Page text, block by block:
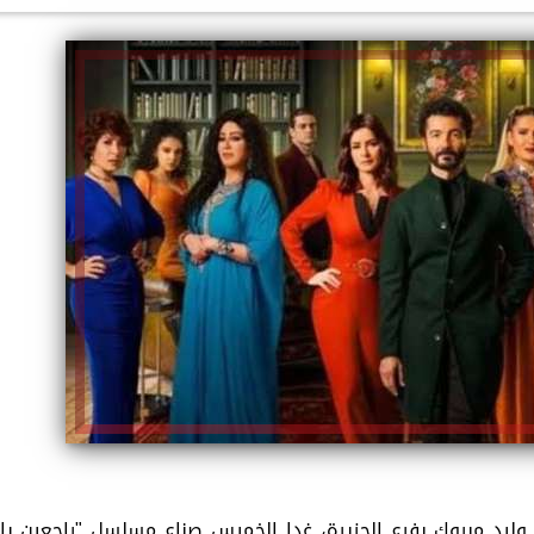
إلهام شرشر تكتب: دي مبقتش كورة..
دي سياسة
الكاتبة إلهام شرشر تهنئ الرئيس
السيسي بعيد ميلاده وتُشيد بجهوده
في بناء الدولة